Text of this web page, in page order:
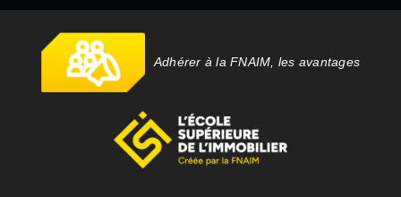
Adhérer à la FNAIM, les avantages